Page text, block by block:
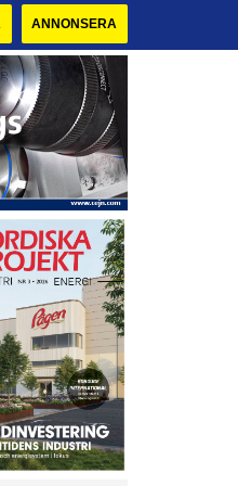
ANNONSERA